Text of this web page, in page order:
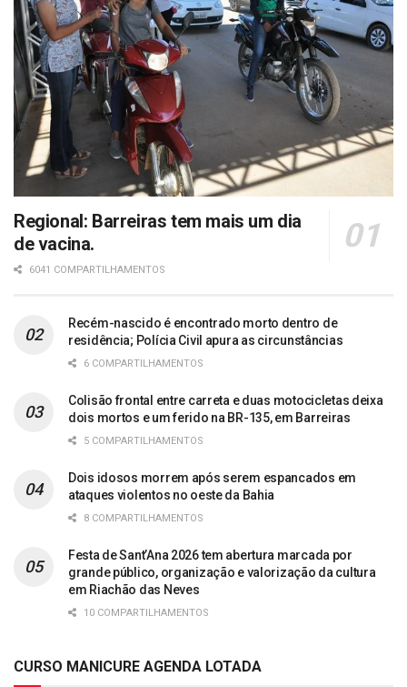
Regional: Barreiras tem mais um dia
de vacina.
6041 COMPARTILHAMENTOS
Recém-nascido é encontrado morto dentro de
residência; Polícia Civil apura as circunstâncias
6 COMPARTILHAMENTOS
Colisão frontal entre carreta e duas motocicletas deixa
dois mortos e um ferido na BR-135, em Barreiras
5 COMPARTILHAMENTOS
Dois idosos morrem após serem espancados em
ataques violentos no oeste da Bahia
8 COMPARTILHAMENTOS
Festa de Sant’Ana 2026 tem abertura marcada por
grande público, organização e valorização da cultura
em Riachão das Neves
10 COMPARTILHAMENTOS
CURSO MANICURE AGENDA LOTADA